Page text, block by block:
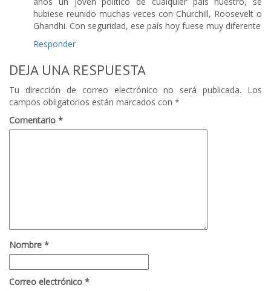
hubiese reunido muchas veces con Churchill, Roosevelt o
Ghandhi. Con seguridad, ese país hoy fuese muy diferente
Responder
DEJA UNA RESPUESTA
Tu dirección de correo electrónico no será publicada.
Los
campos obligatorios están marcados con *
Comentario *
Nombre *
Correo electrónico *